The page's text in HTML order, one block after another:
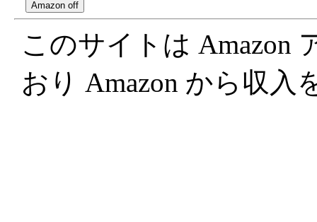
このサイトは Amazon
おり Amazon から収入